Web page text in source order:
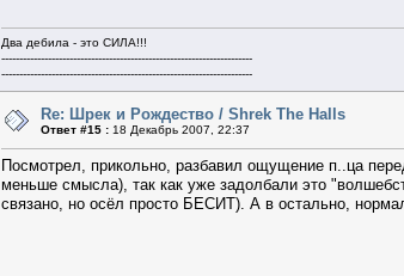
Два дебила - это СИЛА!!!
----------------------------------------------------------------------
----------------------------------------------------------------------
Re: Шрек и Рождество / Shrek The Halls
Ответ #15 : 18 Декабрь 2007, 22:37
Посмотрел, прикольно, разбавил ощущение п..ца
меньше смысла), так как уже задолбали это
связано, но осёл просто БЕСИТ). А в остально,